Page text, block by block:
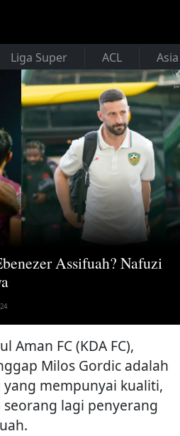
Liga Super ACL
Assifuah? Nafuzi
Aman FC (KDA FC),
Milos Gordic adalah
mempunyai kualiti,
lagi penyerang